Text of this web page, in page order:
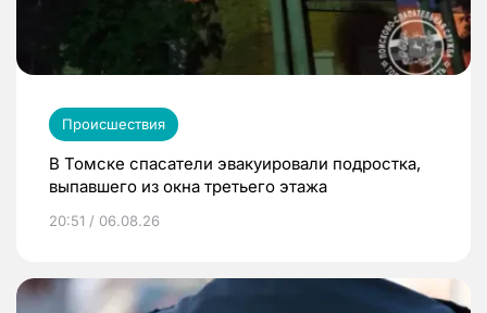
Происшествия
В Томске спасатели эвакуировали подростка,
выпавшего из окна третьего этажа
20:51 / 06.08.26